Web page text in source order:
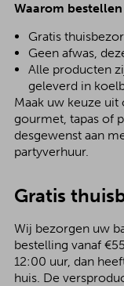
Waarom
Gratis
Geen afwas,
Alle producten
geleverd in
Maak uw keuze uit
gourmet, tapas of
desgewenst aan
partyverhuur.
Gratis
Wij bezorgen uw
bestelling vanaf
12:00 uur, dan
huis. De